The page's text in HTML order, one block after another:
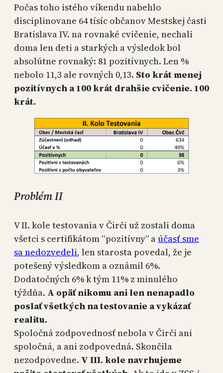
Počas toho istého víkendu nabehlo
disciplinovane 64 tísíc občanov Mestskej časti
Bratislava IV. na rovnaké cvičenie, nechali
doma len deti a starkých a výsledok bol
absolútne rovnaký: 81 pozitívnych. Len %
nebolo 11,3 ale rovných 0,13. Sto krát menej
pozitívnych a 100 krát drahšie cvičenie. 100
krát.
Problém II
V II. kole testovania v Čirči už zostali doma
všetci s certifikátom “pozitívny” aúčasť sme
sa nedozvedeli, len starosta povedal, že je
potešený výsledkom a oznámil 6%.
Dodatočných 6% k tým 11% z minulého
týždňa. A opäť nikomu ani len nenapadlo
poslať všetkých na testovanie a vykázať
realitu.
Spoločná zodpovednosť nebola v Čirči ani
spoločná, a ani zodpovedná. Skončila
nezodpovedne. V III. kole navrhujeme